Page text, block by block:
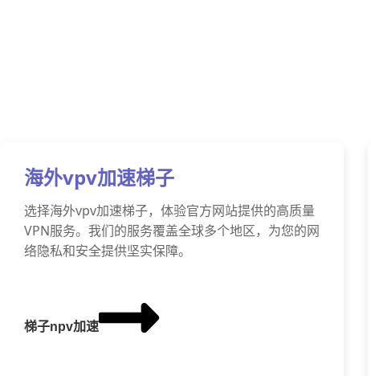
海外vpv加速梯子
选择海外vpv加速梯子，体验官方网站提供的高质量
VPN服务。我们的服务覆盖全球多个地区，为您的网
络隐私和安全提供坚实保障。
梯子npv加速